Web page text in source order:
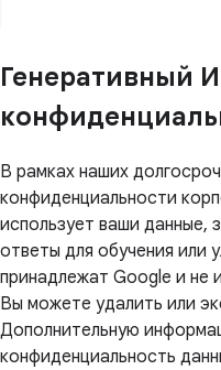
Генеративный
В рамках наших
конфиденциальности
использует ваши данные,
ответы для обучения или
принадлежат Google и не
Вы можете удалить или
Дополнительную
конфиденциальность